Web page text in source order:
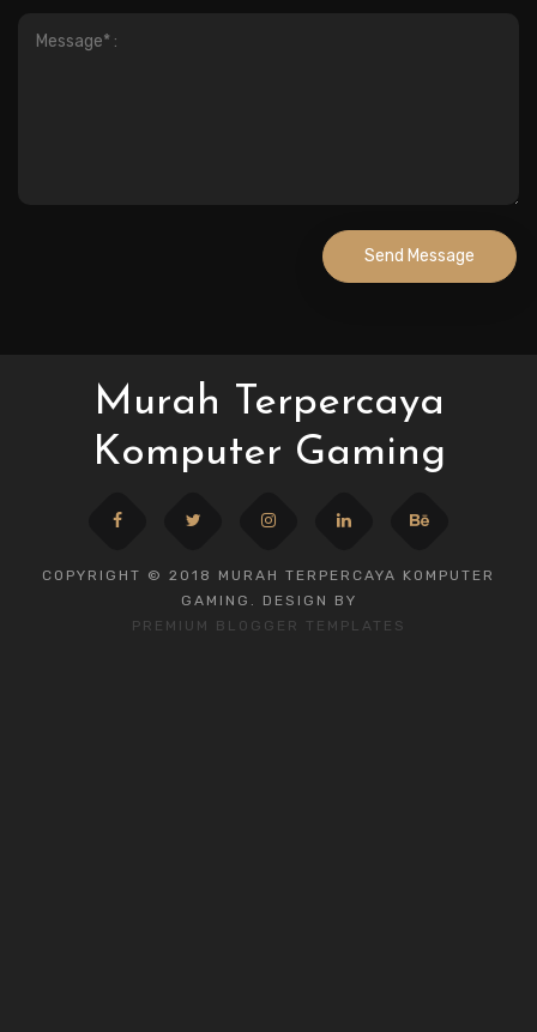
Send Message
Murah Terpercaya
Komputer Gaming
COPYRIGHT © 2018 MURAH TERPERCAYA KOMPUTER
GAMING. DESIGN BY
PREMIUM BLOGGER TEMPLATES